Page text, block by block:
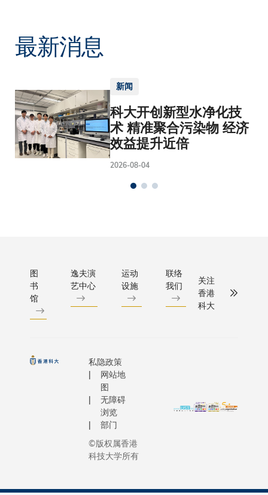
最新消息
新闻
科大开创新型水净化技
术 精准聚合污染物 经济
效益提升近倍
2026-08-04
图
书
馆
逸夫演
艺中心
运动
设施
联络
我们
关注
香港
科大
私隐政策
网站地
图
无障碍
浏览
部门
©版权属香港
科技大学所有